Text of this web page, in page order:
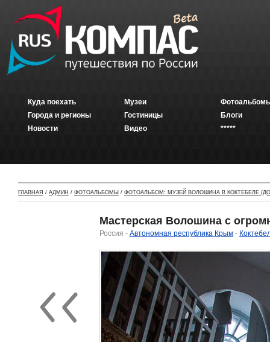
Куда поехать
Города и регионы
Новости
Музеи
Гостиницы
Видео
Блоги
*****
ГЛАВНАЯ / АДМИН / ФОТОАЛЬБОМЫ / ФОТОАЛЬБОМ: МУЗЕЙ ВОЛОШИНА В КОКТЕБЕЛЕ
Мастерская Волошина с
Россия - Автономная республика Крым -